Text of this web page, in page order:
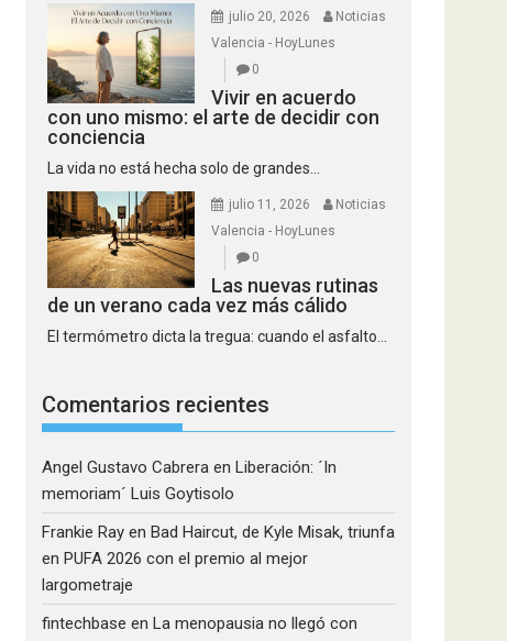
julio 20, 2026
Noticias
Valencia - HoyLunes
0
Vivir en acuerdo
con uno mismo: el arte de decidir con
conciencia
La vida no está hecha solo de grandes...
julio 11, 2026
Noticias
Valencia - HoyLunes
0
Las nuevas rutinas
de un verano cada vez más cálido
El termómetro dicta la tregua: cuando el asfalto...
Comentarios recientes
Angel Gustavo Cabrera en Liberación: ´In
memoriam´ Luis Goytisolo
Frankie Ray en Bad Haircut, de Kyle Misak, triunfa
en PUFA 2026 con el premio al mejor
largometraje
fintechbase en La menopausia no llegó con